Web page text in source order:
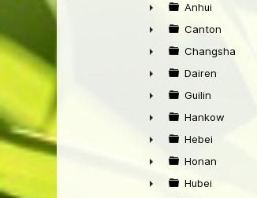
►
Anhui
►
Canton
►
Changsha
►
Dairen
►
Guilin
►
Hankow
►
Hebei
►
Honan
Hubei